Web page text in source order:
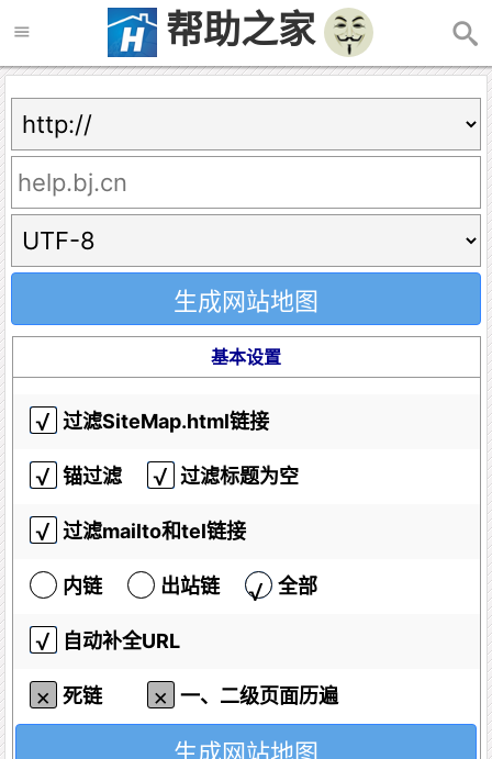
帮助之家
基本设置
过滤SiteMap.html链接
锚过滤 过滤标题为空
过滤mailto和tel链接
内链 出站链 全部
自动补全URL
死链 一、二级页面历遍